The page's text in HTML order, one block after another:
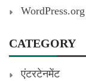
WordPress.org
CATEGORY
एंटरटेनमेंट